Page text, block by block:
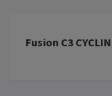
Fusion C3